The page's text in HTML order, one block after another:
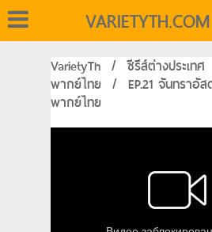
VARIETYTH.COM
VarietyTh / ซีรีส์ต่างประเทศ
พากย์ไทย / EP.21 จันทราอั
พากย์ไทย